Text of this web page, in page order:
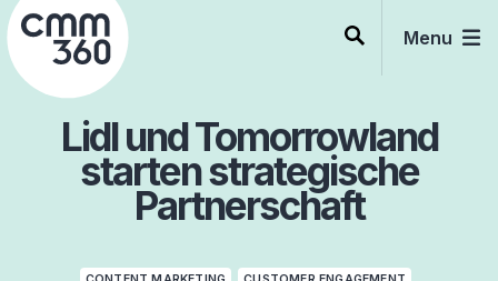
Skip
to
content
Menu
Lidl und Tomorrowland
starten strategische
Partnerschaft